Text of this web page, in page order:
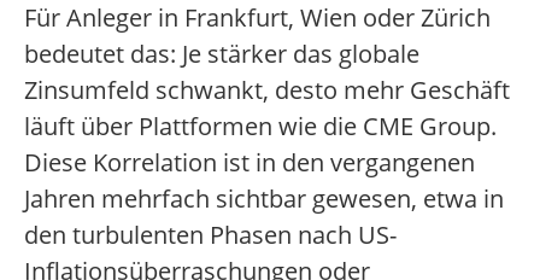
Für Anleger in Frankfurt, Wien oder Zürich
bedeutet das: Je stärker das globale
Zinsumfeld schwankt, desto mehr Geschäft
läuft über Plattformen wie die CME Group.
Diese Korrelation ist in den vergangenen
Jahren mehrfach sichtbar gewesen, etwa in
den turbulenten Phasen nach US-
Inflationsüberraschungen oder